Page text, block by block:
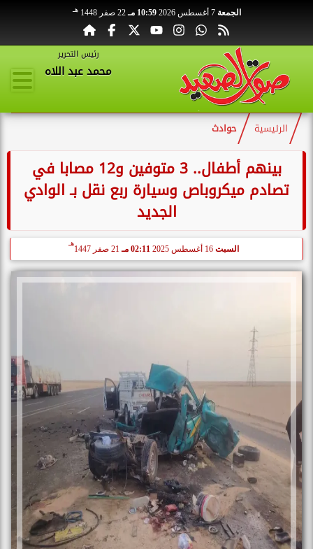
الجمعة 7 أغسطس 2026 10:59 مـ 22 صفر 1448 هـ
رئيس التحرير
محمد عبد اللاه
الرئيسية حوادث
بينهم أطفال.. 3 متوفين و12 مصابا في
تصادم ميكروباص وسيارة ربع نقل بـ الوادي
الجديد
السبت 02:11 مـ 21 صفر 1447
هـ